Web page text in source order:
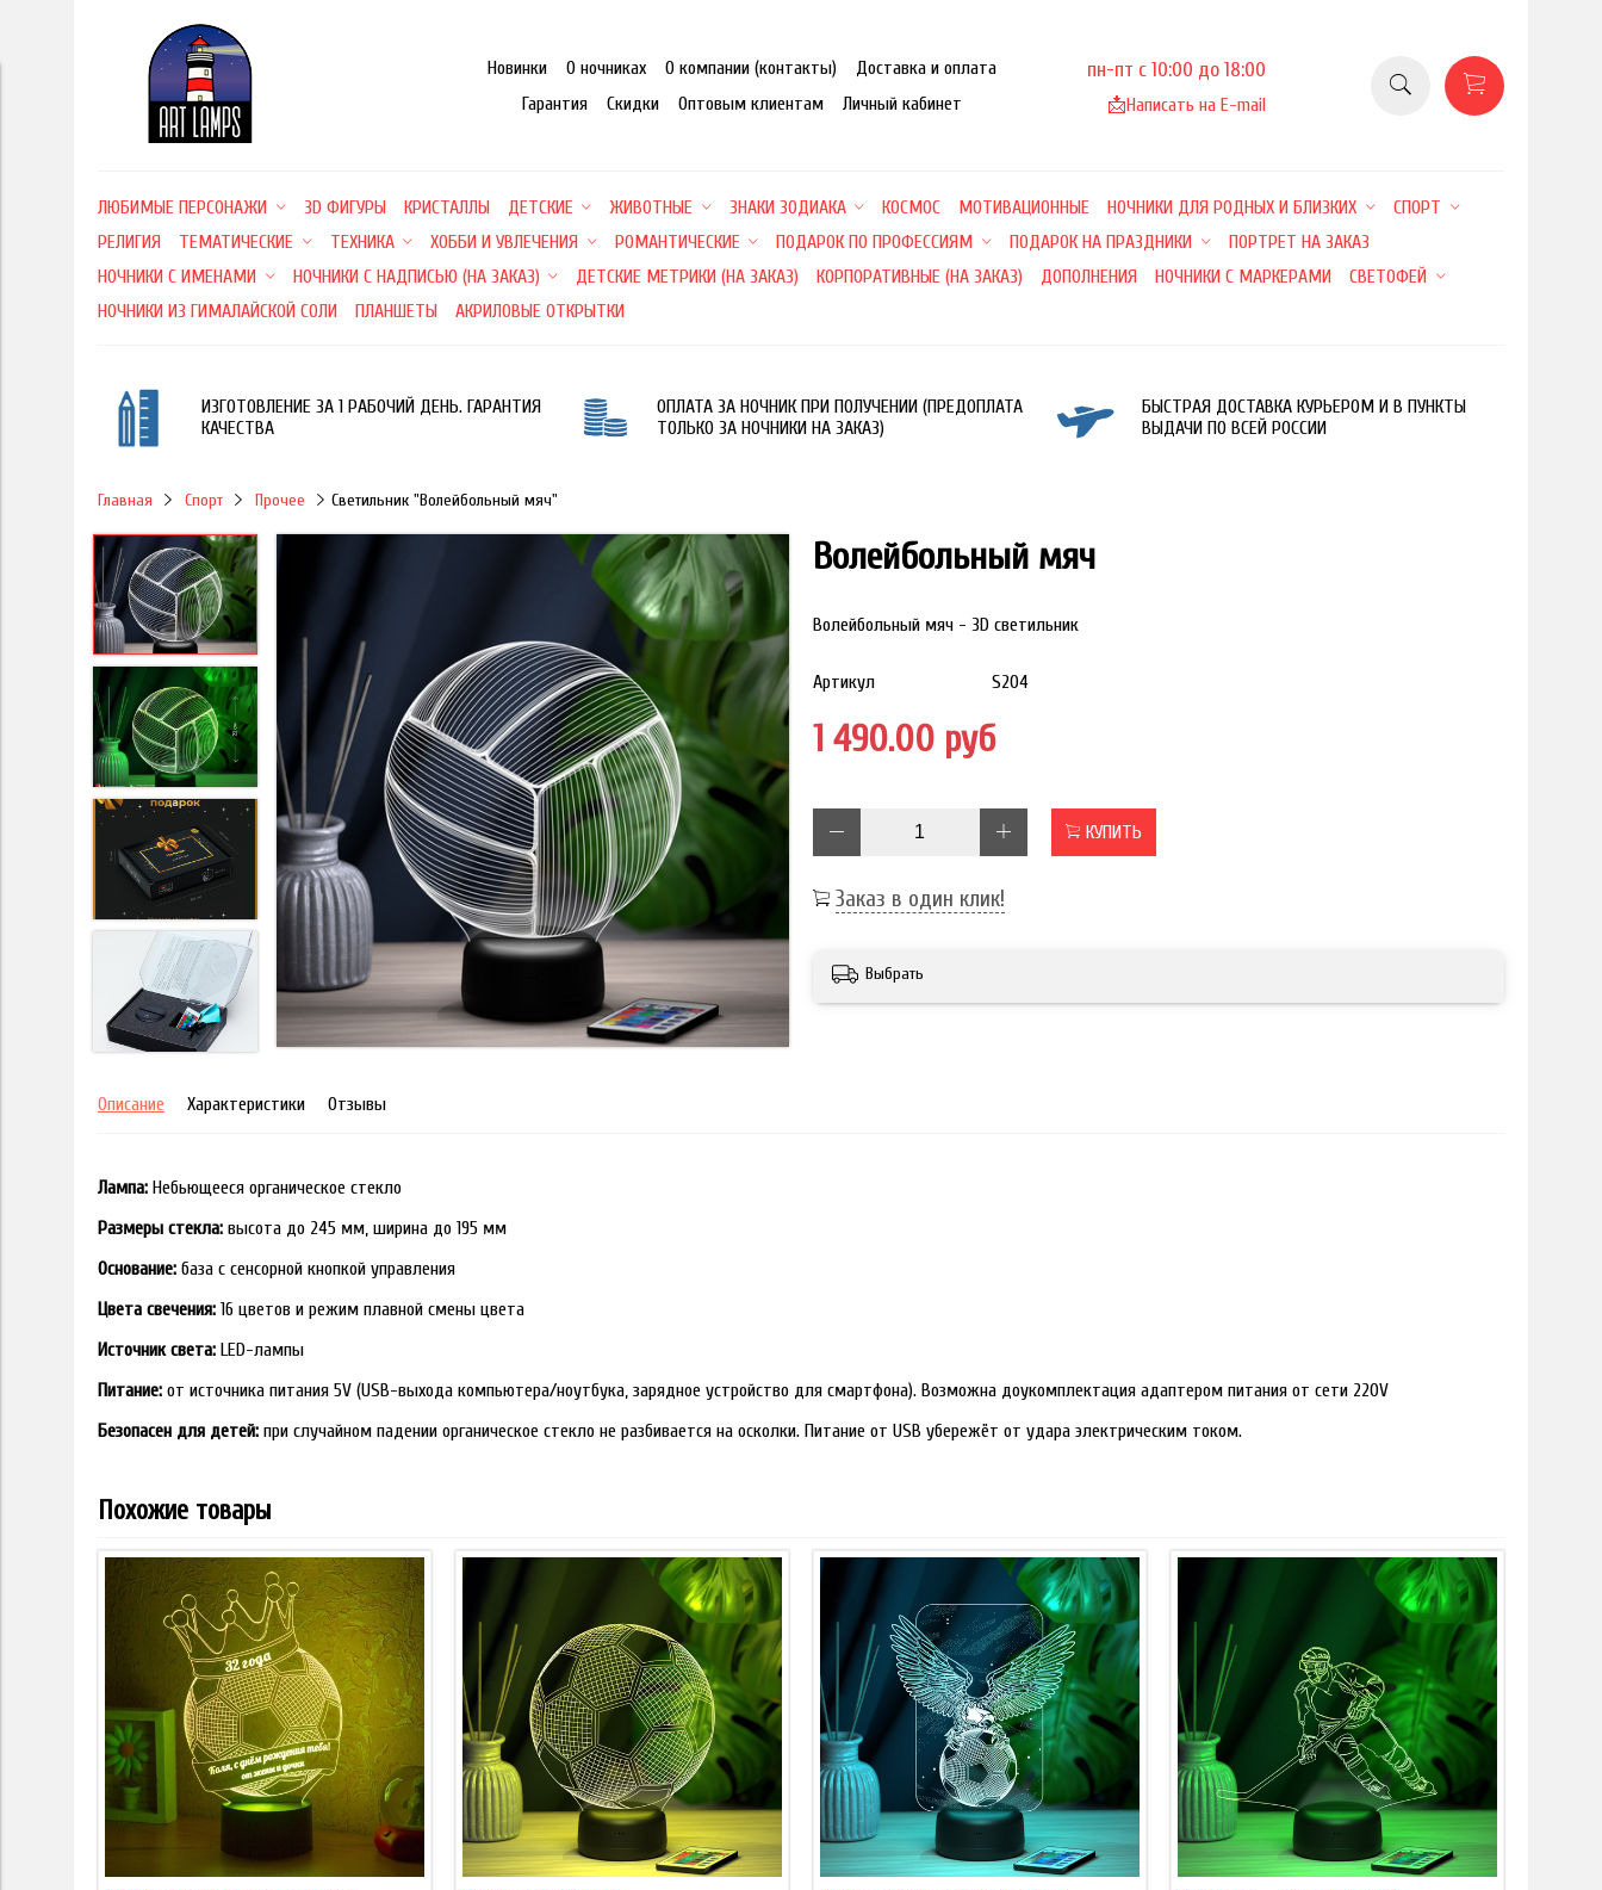
Новинки О ночниках О компании (контакты)
Доставка и оплата
Гарантия
Скидки Оптовым клиентам Личный кабинет
пн-пт с 10:00 до 18:00
📩Написать на E-mail
ЛЮБИМЫЕ ПЕРСОНАЖИ 3D ФИГУРЫ КРИСТАЛЛЫ ДЕТСКИЕ ЖИВОТНЫЕ ЗНАКИ ЗОДИАКА КОСМОС МОТИВАЦИОННЫЕ НОЧНИКИ ДЛЯ РОДНЫХ И БЛИЗКИХ
СПОРТ
РЕЛИГИЯ
ТЕМАТИЧЕСКИЕ ТЕХНИКА ХОББИ И УВЛЕЧЕНИЯ РОМАНТИЧЕСКИЕ ПОДАРОК ПО ПРОФЕССИЯМ ПОДАРОК НА ПРАЗДНИКИ
ПОРТРЕТ НА ЗАКАЗ
НОЧНИКИ С ИМЕНАМИ
НОЧНИКИ С НАДПИСЬЮ (НА ЗАКАЗ) ДЕТСКИЕ МЕТРИКИ (НА ЗАКАЗ) КОРПОРАТИВНЫЕ (НА ЗАКАЗ) ДОПОЛНЕНИЯ НОЧНИКИ С МАРКЕРАМИ
СВЕТОФЕЙ
НОЧНИКИ ИЗ ГИМАЛАЙСКОЙ СОЛИ
ПЛАНШЕТЫ АКРИЛОВЫЕ ОТКРЫТКИ
ИЗГОТОВЛЕНИЕ ЗА 1 РАБОЧИЙ ДЕНЬ. ГАРАНТИЯ
КАЧЕСТВА
ОПЛАТА ЗА НОЧНИК ПРИ ПОЛУЧЕНИИ (ПРЕДОПЛАТА
ТОЛЬКО ЗА НОЧНИКИ НА ЗАКАЗ)
БЫСТРАЯ ДОСТАВКА КУРЬЕРОМ И В ПУНКТЫ
ВЫДАЧИ ПО ВСЕЙ РОССИИ
Главная Спорт Прочее Светильник "Волейбольный мяч"
Волейбольный мяч
Волейбольный мяч - 3D светильник
Артикул S204
1 490.00 руб
КУПИТЬ
Заказ в один клик!
Выбрать
Описание Характеристики Отзывы
Лампа: Небьющееся органическое стекло
Размеры стекла: высота до 245 мм, ширина до 195 мм
Основание: база с сенсорной кнопкой управления
Цвета свечения: 16 цветов и режим плавной смены цвета
Источник света: LED-лампы
Питание: от источника питания 5V (USB-выхода компьютера/ноутбука, зарядное устройство для смартфона). Возможна доукомплектация адаптером питания от сети 220V
Безопасен для детей: при случайном падении органическое стекло не разбивается на осколки. Питание от USB убережёт от удара электрическим током.
Похожие товары